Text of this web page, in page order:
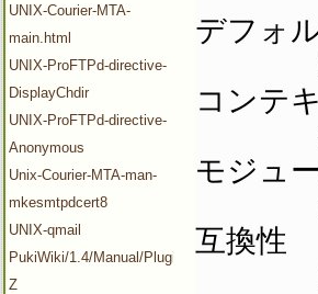
UNIX-Courier-MTA-
main.html
UNIX-ProFTPd-directive-
DisplayChdir
UNIX-ProFTPd-directive-
Anonymous
Unix-Courier-MTA-man-
mkesmtpdcert8
UNIX-qmail
PukiWiki/1.4/Manual/Plugin/V-
Z
デフォ
無
コンテ
モジュ
互換性